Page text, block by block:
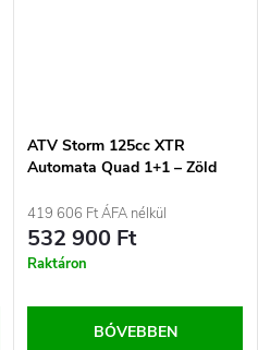
ATV Storm 125cc XTR
Automata Quad 1+1 – Zöld
419 606 Ft ÁFA nélkül
532 900 Ft
Raktáron
BŐVEBBEN